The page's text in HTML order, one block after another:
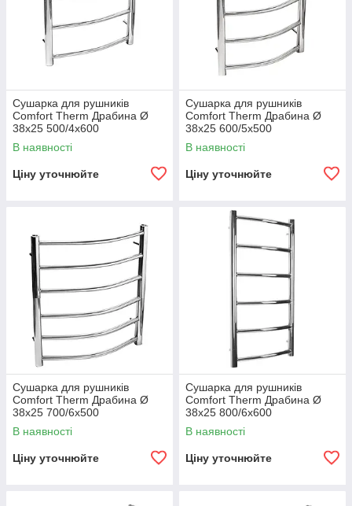
Сушарка для рушників
Comfort Therm Драбина Ø
38х25 500/4х600
В наявності
Ціну уточнюйте
Сушарка для рушників
Comfort Therm Драбина Ø
38х25 600/5х500
В наявності
Ціну уточнюйте
Сушарка для рушників
Comfort Therm Драбина Ø
38х25 700/6х500
В наявності
Ціну уточнюйте
Сушарка для рушників
Comfort Therm Драбина Ø
38х25 800/6х600
В наявності
Ціну уточнюйте